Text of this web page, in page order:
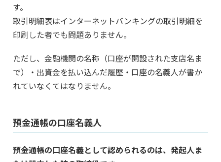
す。
取引明細表はインターネットバンキングの取引明細を
印刷した者でも問題ありません。
ただし、金融機関の名称（口座が開設された支店名ま
で）・出資金を払い込んだ履歴・口座の名義人が書か
れていなくてはなりません。
預金通帳の口座名義人
預金通帳の口座名義として認められるのは、発起人ま